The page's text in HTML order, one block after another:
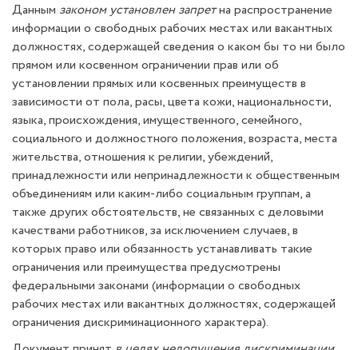
Данным законом установлен запретна распространение
информации о свободных рабочих местах или вакантных
должностях, содержащей сведения о каком бы то ни было
прямом или косвенном ограничении прав или об
установлении прямых или косвенных преимуществ в
зависимости от пола, расы, цвета кожи, национальности,
языка, происхождения, имущественного, семейного,
социального и должностного положения, возраста, места
жительства, отношения к религии, убеждений,
принадлежности или непринадлежности к общественным
объединениям или каким-либо социальным группам, а
также других обстоятельств, не связанных с деловыми
качествами работников, за исключением случаев, в
которых право или обязанность устанавливать такие
ограничения или преимущества предусмотрены
федеральными законами (информации о свободных
рабочих местах или вакантных должностях, содержащей
ограничения дискриминационного характера).